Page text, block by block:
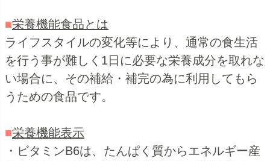
■栄養機能食品とは
ライフスタイルの変化等により、通常の食生活
を行う事が難しく1日に必要な栄養成分を取れな
い場合に、その補給・補完の為に利用してもら
うための食品です。
■栄養機能表示
・ビタミンB6は、たんぱく質からエネルギー産